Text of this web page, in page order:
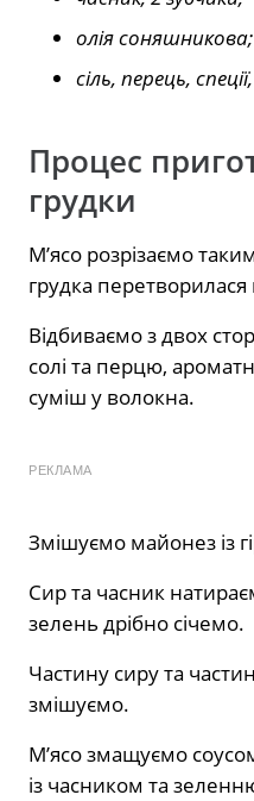
олія соняшникова;
сіль, перець,
Процес
грудки
М’ясо розрізаємо
грудка
Відбиваємо з двох
солі та перцю,
суміш у волокна.
РЕКЛАМА
Змішуємо майонез із
Сир та часник
зелень дрібно січемо.
Частину сиру та
змішуємо.
М’ясо змащуємо
із часником та